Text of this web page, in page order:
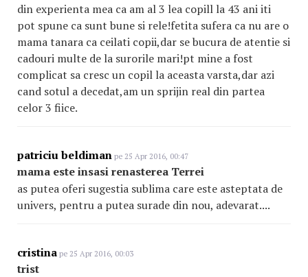
din experienta mea ca am al 3 lea copill la 43 ani iti
pot spune ca sunt bune si rele!fetita sufera ca nu are o
mama tanara ca ceilati copii,dar se bucura de atentie si
cadouri multe de la surorile mari!pt mine a fost
complicat sa cresc un copil la aceasta varsta,dar azi
cand sotul a decedat,am un sprijin real din partea
celor 3 fiice.
patriciu beldiman pe 25 Apr 2016, 00:47
mama este insasi renasterea Terrei
as putea oferi sugestia sublima care este asteptata de
univers, pentru a putea surade din nou, adevarat....
cristina pe 25 Apr 2016, 00:03
trist